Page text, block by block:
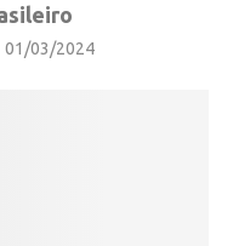
01/03/2024